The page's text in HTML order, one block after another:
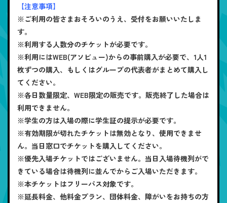
【注意事項】
※ご利用の皆さまおそろいのうえ、受付をお願いいたしま
す。
※利用する人数分のチケットが必要です。
※利用にはWEB(アソビュー)からの事前購入が必要で、1人1
枚ずつの購入、もしくはグループの代表者がまとめて購入し
てください。
※各日数量限定、WEB限定の販売です。販売終了した場合は
利用できません。
※学生の方は入場の際に学生証の提示が必要です。
※有効期限が切れたチケットは無効となり、使用できませ
ん。当日窓口でチケットを購入してください。
※優先入場チケットではございません。当日入場待機列がで
きている場合は待機列に並んでからご入場いただきます。
※本チケットはフリーパス対象です。
※延長料金、他料金プラン、団体料金、障がいをお持ちの方